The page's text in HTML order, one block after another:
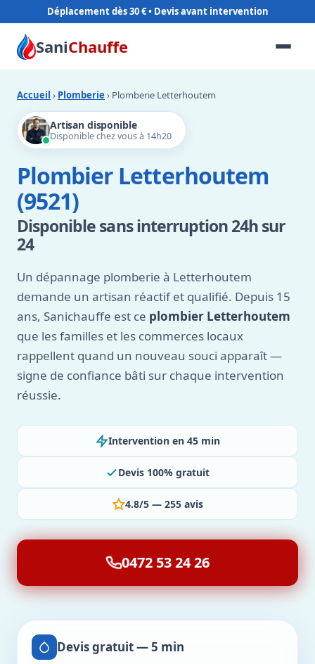
Déplacement dès 30 €
SaniChauffe
Accueil › Plomberie › Plomberie Letterhoutem
Artisan disponible
Disponible chez vous à 14h20
Plombier Letterhoutem
(9521)
Disponible sans interruption 24h sur
24
Un dépannage plomberie à Letterhoutem
demande un artisan réactif et qualifié. Depuis 15
ans, Sanichauffe est ce plombier Letterhoutem
que les familles et les commerces locaux
rappellent quand un nouveau souci apparaît —
signe de confiance bâti sur chaque intervention
réussie.
Intervention en 45 min
Devis 100% gratuit
4.8/5 — 255 avis
0472 53 24 26
Devis gratuit — 5 min